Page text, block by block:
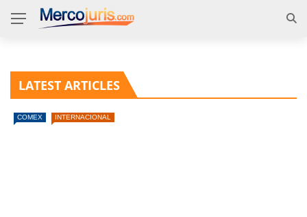
LATEST ARTICLES
COMEX INTERNACIONAL